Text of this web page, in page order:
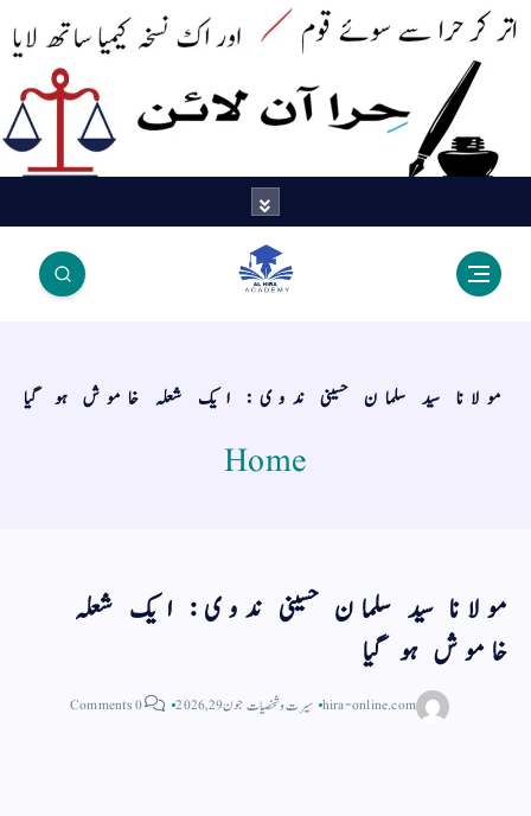
اک نسخہ کیمیا ساتھ لایا
مولانا سید سلمان حسینی ندوی: ایک شعلہ خاموش ہو گیا
Home
مولانا سید سلمان حسینی ندوی: ایک شعلہ
خاموش ہو گیا
hira-online.com سیرت و شخصیات جون 29, 2026 0 Comments